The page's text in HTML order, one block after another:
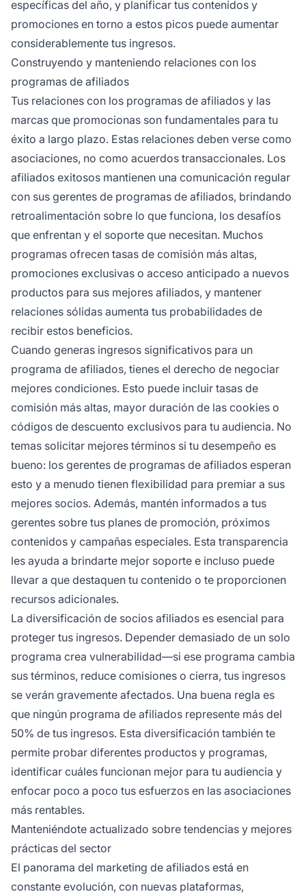
específicas del año, y planificar tus contenidos y
promociones en torno a estos picos puede aumentar
considerablemente tus ingresos.
Construyendo y manteniendo relaciones con los
programas de afiliados
Tus relaciones con los programas de afiliados y las
marcas que promocionas son fundamentales para tu
éxito a largo plazo. Estas relaciones deben verse como
asociaciones, no como acuerdos transaccionales. Los
afiliados exitosos mantienen una comunicación regular
con sus gerentes de programas de afiliados, brindando
retroalimentación sobre lo que funciona, los desafíos
que enfrentan y el soporte que necesitan. Muchos
programas ofrecen tasas de comisión más altas,
promociones exclusivas o acceso anticipado a nuevos
productos para sus mejores afiliados, y mantener
relaciones sólidas aumenta tus probabilidades de
recibir estos beneficios.
Cuando generas ingresos significativos para un
programa de afiliados, tienes el derecho de negociar
mejores condiciones. Esto puede incluir tasas de
comisión más altas, mayor duración de las cookies o
códigos de descuento exclusivos para tu audiencia. No
temas solicitar mejores términos si tu desempeño es
bueno: los gerentes de programas de afiliados esperan
esto y a menudo tienen flexibilidad para premiar a sus
mejores socios. Además, mantén informados a tus
gerentes sobre tus planes de promoción, próximos
contenidos y campañas especiales. Esta transparencia
les ayuda a brindarte mejor soporte e incluso puede
llevar a que destaquen tu contenido o te proporcionen
recursos adicionales.
La diversificación de socios afiliados es esencial para
proteger tus ingresos. Depender demasiado de un solo
programa crea vulnerabilidad—si ese programa cambia
sus términos, reduce comisiones o cierra, tus ingresos
se verán gravemente afectados. Una buena regla es
que ningún programa de afiliados represente más del
50% de tus ingresos. Esta diversificación también te
permite probar diferentes productos y programas,
identificar cuáles funcionan mejor para tu audiencia y
enfocar poco a poco tus esfuerzos en las asociaciones
más rentables.
Manteniéndote actualizado sobre tendencias y mejores
prácticas del sector
El panorama del marketing de afiliados está en
constante evolución, con nuevas plataformas,